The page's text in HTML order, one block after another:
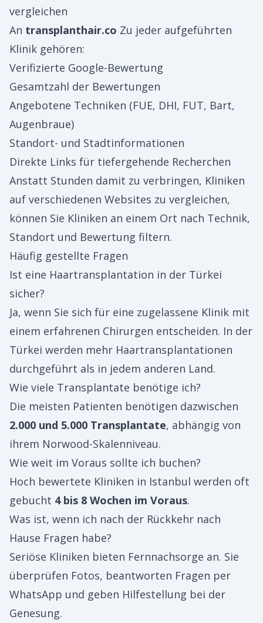
vergleichen
An transplanthair.co Zu jeder aufgeführten
Klinik gehören:
Verifizierte Google-Bewertung
Gesamtzahl der Bewertungen
Angebotene Techniken (FUE, DHI, FUT, Bart,
Augenbraue)
Standort- und Stadtinformationen
Direkte Links für tiefergehende Recherchen
Anstatt Stunden damit zu verbringen, Kliniken
auf verschiedenen Websites zu vergleichen,
können Sie Kliniken an einem Ort nach Technik,
Standort und Bewertung filtern.
Häufig gestellte Fragen
Ist eine Haartransplantation in der Türkei
sicher?
Ja, wenn Sie sich für eine zugelassene Klinik mit
einem erfahrenen Chirurgen entscheiden. In der
Türkei werden mehr Haartransplantationen
durchgeführt als in jedem anderen Land.
Wie viele Transplantate benötige ich?
Die meisten Patienten benötigen dazwischen
2.000 und 5.000 Transplantate, abhängig von
ihrem Norwood-Skalenniveau.
Wie weit im Voraus sollte ich buchen?
Hoch bewertete Kliniken in Istanbul werden oft
gebucht 4 bis 8 Wochen im Voraus.
Was ist, wenn ich nach der Rückkehr nach
Hause Fragen habe?
Seriöse Kliniken bieten Fernnachsorge an. Sie
überprüfen Fotos, beantworten Fragen per
WhatsApp und geben Hilfestellung bei der
Genesung.